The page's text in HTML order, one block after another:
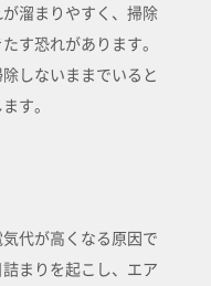
溜まりやすく、掃除
す恐れがあります。
しないままでいると
す。
代が高くなる原因で
まりを起こし、エア